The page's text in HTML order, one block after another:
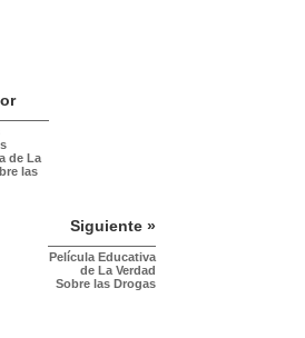
de La
las
Siguiente »
Película Educativa
de La Verdad
Sobre las Drogas